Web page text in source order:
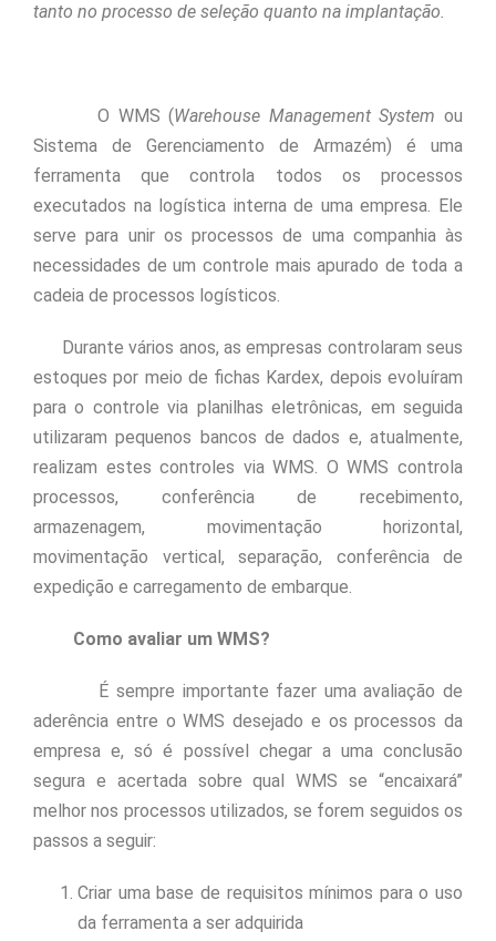
tanto no processo de seleção quanto na implantação.
O WMS (Warehouse Management System ou
Sistema de Gerenciamento de Armazém) é uma
ferramenta que controla todos os processos
executados na logística interna de uma empresa. Ele
serve para unir os processos de uma companhia às
necessidades de um controle mais apurado de toda a
cadeia de processos logísticos.
Durante vários anos, as empresas controlaram seus
estoques por meio de fichas Kardex, depois evoluíram
para o controle via planilhas eletrônicas, em seguida
utilizaram pequenos bancos de dados e, atualmente,
realizam estes controles via WMS. O WMS controla
processos, conferência de recebimento,
armazenagem, movimentação horizontal,
movimentação vertical, separação, conferência de
expedição e carregamento de embarque.
Como avaliar um WMS?
É sempre importante fazer uma avaliação de
aderência entre o WMS desejado e os processos da
empresa e, só é possível chegar a uma conclusão
segura e acertada sobre qual WMS se “encaixará”
melhor nos processos utilizados, se forem seguidos os
passos a seguir:
Criar uma base de requisitos mínimos para o uso
da ferramenta a ser adquirida